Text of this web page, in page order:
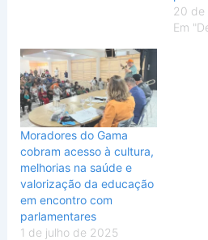
20 de
Em
Moradores do Gama
cobram acesso à cultura,
melhorias na saúde e
valorização da educação
em encontro com
parlamentares
1 de julho de 2025